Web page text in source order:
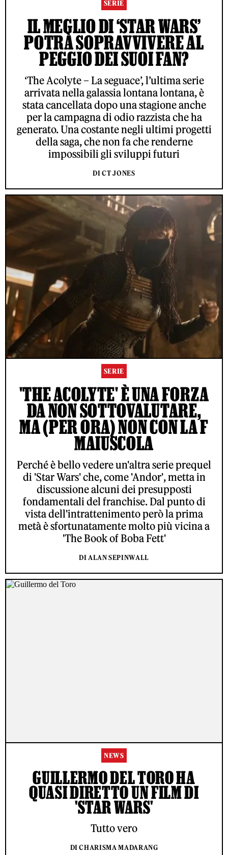
SERIE
IL MEGLIO DI ‘STAR WARS’
POTRÀ SOPRAVVIVERE AL
PEGGIO DEI SUOI FAN?
‘The Acolyte – La seguace’, l’ultima serie
arrivata nella galassia lontana lontana, è
stata cancellata dopo una stagione anche
per la campagna di odio razzista che ha
generato. Una costante negli ultimi progetti
della saga, che non fa che renderne
impossibili gli sviluppi futuri
DI CT JONES
SERIE
'THE ACOLYTE' È UNA FORZA
DA NON SOTTOVALUTARE,
MA (PER ORA) NON CON LA F
MAIUSCOLA
Perché è bello vedere un'altra serie prequel
di 'Star Wars' che, come 'Andor', metta in
discussione alcuni dei presupposti
fondamentali del franchise. Dal punto di
vista dell'intrattenimento però la prima
metà è sfortunatamente molto più vicina a
'The Book of Boba Fett'
DI ALAN SEPINWALL
NEWS
GUILLERMO DEL TORO HA
QUASI DIRETTO UN FILM DI
'STAR WARS'
Tutto vero
DI CHARISMA MADARANG